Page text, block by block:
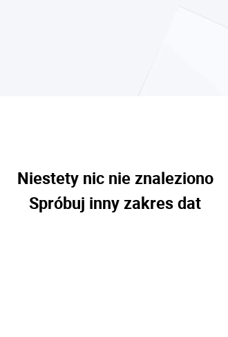
Niestety nic nie znaleziono
Spróbuj inny zakres dat